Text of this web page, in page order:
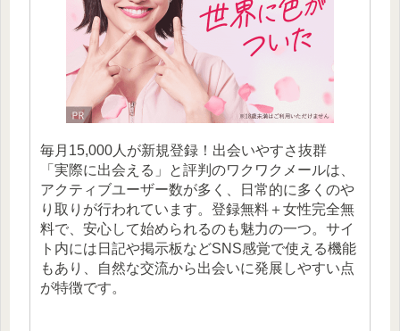
毎月15,000人が新規登録！出会いやすさ抜群
「実際に出会える」と評判のワクワクメールは、
アクティブユーザー数が多く、日常的に多くのや
り取りが行われています。登録無料＋女性完全無
料で、安心して始められるのも魅力の一つ。サイ
ト内には日記や掲示板などSNS感覚で使える機能
もあり、自然な交流から出会いに発展しやすい点
が特徴です。